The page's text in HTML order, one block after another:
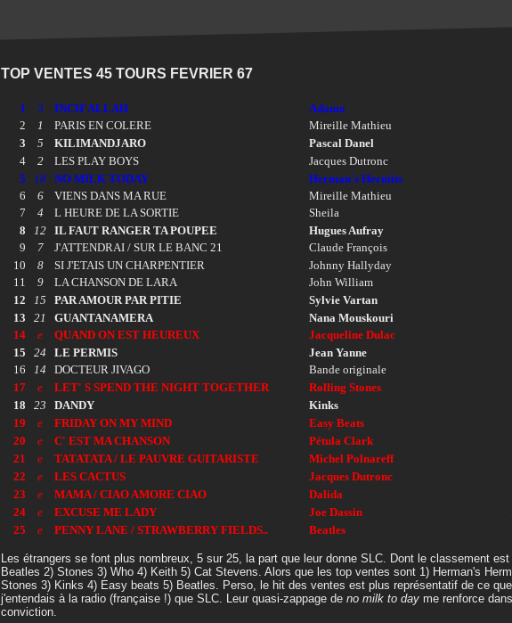
TOP VENTES 45 TOURS FEVRIER 67
1 3 INCH'ALLAH Adamo
2
1 PARIS EN COLERE Mireille Mathieu
3
5 KILIMANDJARO Pascal Danel
4
2 LES PLAY BOYS Jacques Dutronc
5
18 NO MILK TODAY Herman's Hermits
6
6 VIENS DANS MA RUE Mireille Mathieu
7
4 L HEURE DE LA SORTIE Sheila
8
12 IL FAUT RANGER TA POUPEE Hugues Aufray
9
7 J'ATTENDRAI / SUR LE BANC 21 Claude François
10
8 SI J'ETAIS UN CHARPENTIER Johnny Hallyday
11
9 LA CHANSON DE LARA John William
12
15 PAR AMOUR PAR PITIE Sylvie Vartan
13
21 GUANTANAMERA Nana Mouskouri
14
e QUAND ON EST HEUREUX Jacqueline Dulac
15
24 LE PERMIS Jean Yanne
16
14 DOCTEUR JIVAGO Bande originale
17
e LET' S SPEND THE NIGHT TOGETHER Rolling Stones
18
23 DANDY Kinks
19
e FRIDAY ON MY MIND Easy Beats
20
e C' EST MA CHANSON Pétula Clark
21
e TATATATA / LE PAUVRE GUITARISTE Michel Polnareff
22
e LES CACTUS Jacques Dutronc
23
e MAMA / CIAO AMORE CIAO Dalida
24
e EXCUSE ME LADY Joe Dassin
25
e PENNY LANE / STRAWBERRY FIELDS.. Beatles
Les étrangers se font plus nombreux, 5 sur 25, la part que leur donne SLC. Dont le classement est
Beatles 2) Stones 3) Who 4) Keith 5) Cat Stevens. Alors que les top ventes sont 1) Herman's
Stones 3) Kinks 4) Easy beats 5) Beatles. Perso, le hit des ventes est plus représentatif de ce que
j'entendais à la radio (française !) que SLC. Leur quasi-zappage de no milk to day me renforce
conviction.